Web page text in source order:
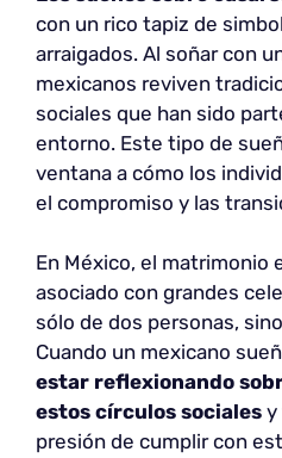
con un rico tapiz de
arraigados. Al soñar con
mexicanos reviven
sociales que han sido
entorno. Este tipo de
ventana a cómo los
el compromiso y las
En México, el
asociado con grandes
sólo de dos personas,
Cuando un mexicano
estar reflexionando
estos círculos sociales y
presión de cumplir con